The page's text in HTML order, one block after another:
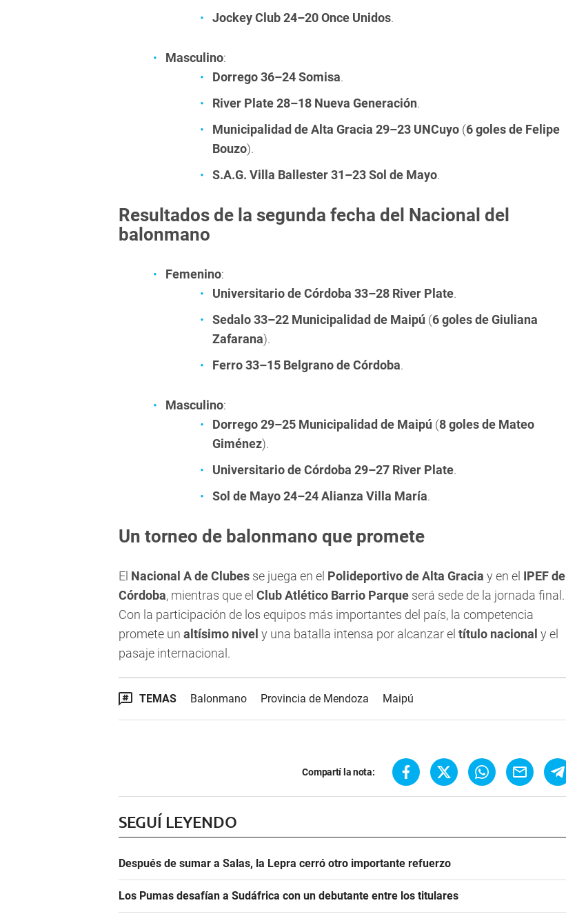
Jockey Club 24–20 Once Unidos.
Masculino:
Dorrego 36–24 Somisa.
River Plate 28–18 Nueva Generación.
Municipalidad de Alta Gracia 29–23 UNCuyo (6 goles de Felipe
Bouzo).
S.A.G. Villa Ballester 31–23 Sol de Mayo.
Resultados de la segunda fecha del Nacional del
balonmano
Femenino:
Universitario de Córdoba 33–28 River Plate.
Sedalo 33–22 Municipalidad de Maipú (6 goles de Giuliana
Zafarana).
Ferro 33–15 Belgrano de Córdoba.
Masculino:
Dorrego 29–25 Municipalidad de Maipú (8 goles de Mateo
Giménez).
Universitario de Córdoba 29–27 River Plate.
Sol de Mayo 24–24 Alianza Villa María.
Un torneo de balonmano que promete
El Nacional A de Clubes se juega en el Polideportivo de Alta Gracia y en el IPEF de
Córdoba, mientras que el Club Atlético Barrio Parque será sede de la jornada final.
Con la participación de los equipos más importantes del país, la competencia
promete un altísimo nivel y una batalla intensa por alcanzar el título nacional y el
pasaje internacional.
TEMAS Balonmano Provincia de Mendoza Maipú
Compartí la nota:
SEGUÍ LEYENDO
Después de sumar a Salas, la Lepra cerró otro importante refuerzo
Los Pumas desafían a Sudáfrica con un debutante entre los titulares